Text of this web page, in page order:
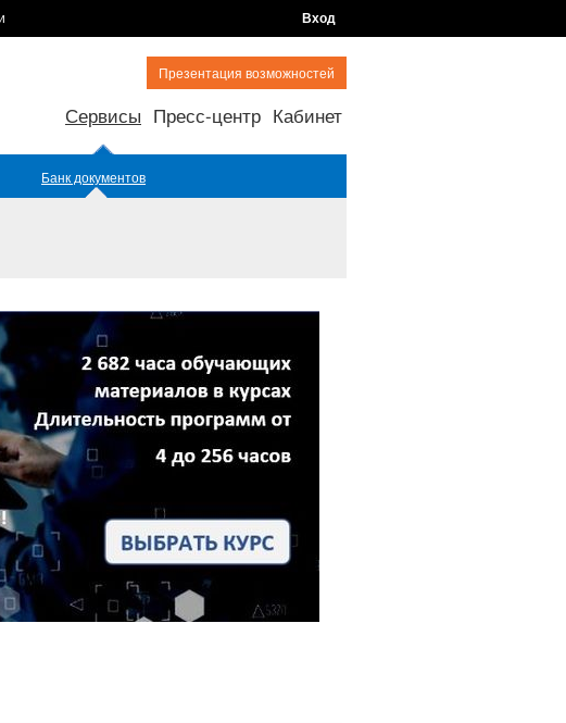
Вход
Презентация возможностей
Сервисы Пресс-центр Кабинет
Банк документов